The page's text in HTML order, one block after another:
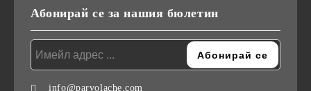
Абонирай се за нашия бюлетин
info@parvolache.com